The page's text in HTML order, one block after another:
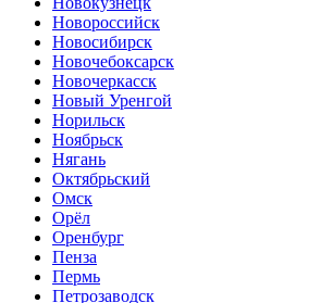
Новороссийск
Новосибирск
Новочебоксарск
Новочеркасск
Новый Уренгой
Норильск
Ноябрьск
Нягань
Октябрьский
Омск
Орёл
Оренбург
Пенза
Пермь
Петрозаводск